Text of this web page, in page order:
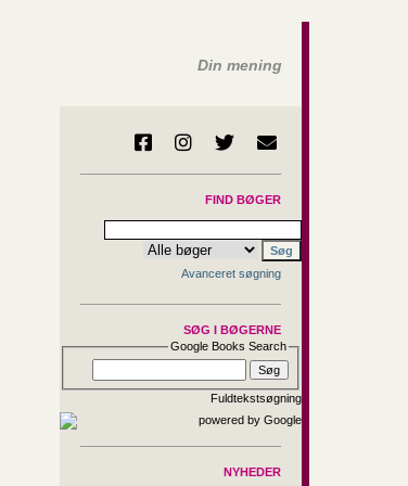
Din mening
FIND BØGER
Avanceret søgning
SØG I BØGERNE
Google Books Search
Fuldtekstsøgning
NYHEDER